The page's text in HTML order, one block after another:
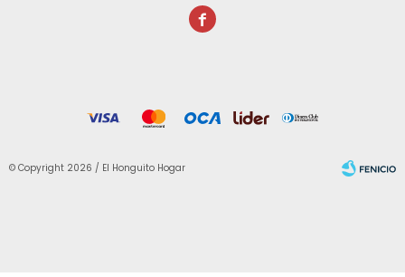

© Copyright 2026 / El Honguito Hogar